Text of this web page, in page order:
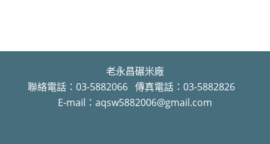
老永昌碾米廠
聯絡電話：03-5882066 傳真電話：03-5882826
E-mail：aqsw5882006@gmail.com